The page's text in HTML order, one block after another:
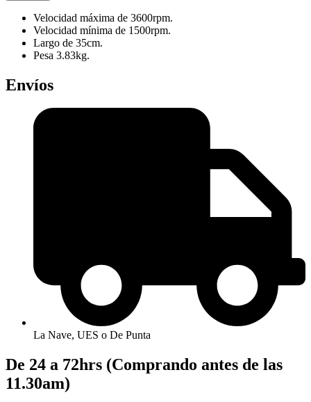
Velocidad máxima de 3600rpm.
Velocidad mínima de 1500rpm.
Largo de 35cm.
Pesa 3.83kg.
Envíos
La Nave, UES o De Punta
De 24 a 72hrs (Comprando antes de las
11.30am)